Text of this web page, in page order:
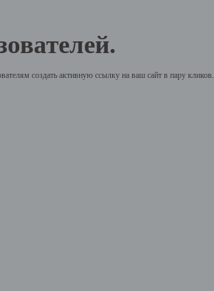
создать активную ссылку на ваш сайт в пару кликов.